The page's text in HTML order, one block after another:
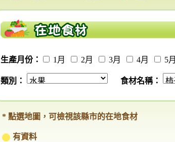
生產月份： 1月 2月 3月 4月 5月
類別： 食材名稱：
* 點選地圖，可檢視該縣市的在地食材
有資料